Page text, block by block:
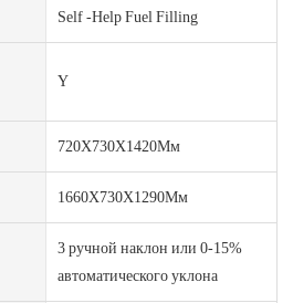
Self -Help Fuel Filling
Y
720X730X1420Мм
1660X730X1290Мм
3 ручной наклон или 0-15%
автоматического уклона